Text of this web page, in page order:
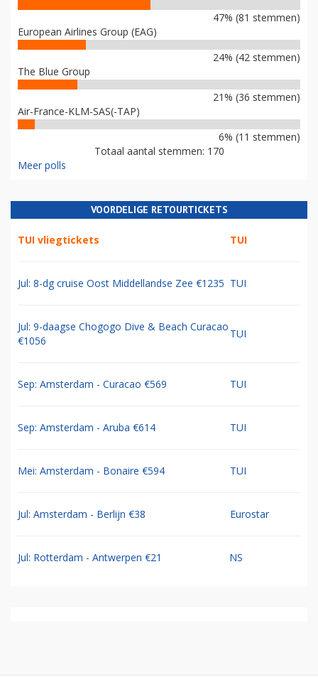
47% (81 stemmen)
European Airlines Group (EAG)
24% (42 stemmen)
The Blue Group
21% (36 stemmen)
Air-France-KLM-SAS(-TAP)
6% (11 stemmen)
Totaal aantal stemmen: 170
Meer polls
VOORDELIGE RETOURTICKETS
TUI vliegtickets TUI
Jul: 8-dg cruise Oost Middellandse Zee €1235 TUI
Jul: 9-daagse Chogogo Dive & Beach Curacao
€1056
TUI
Sep: Amsterdam - Curacao €569 TUI
Sep: Amsterdam - Aruba €614 TUI
Mei: Amsterdam - Bonaire €594 TUI
Jul: Amsterdam - Berlijn €38 Eurostar
Jul: Rotterdam - Antwerpen €21 NS